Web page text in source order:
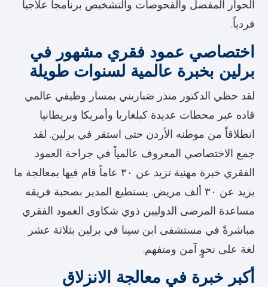
الحوار المفصل والفحوصات والتشخيص برنامجاً علاجياً
فردياً.
اختصاصي عمود فقري مشهور في
برلين بخبرة عالمية لسنوات طويلة
لقد حظي الدكتور منذر صَباريني بمسار وظيفي عالمي
قاده عبر محطات عديدة كبلغاريا وأمريكا وبريطانيا
انطلاقاً من موطنه الأردن حتى استقر في برلين. لقد
جمع الاختصاصي المعروف عالمياً في جراحة العمود
الفقري خبرة مهنية تزيد عن ٣٠ عاماً قام فيها بمعالجة ما
يزيد عن ٣٠ ألف مريض. يستطيع المدير بصحبة فريقه
مساعدة المرضى الدوليين ذوي شكاوى العمود الفقري
مباشرةً في مستشفى ابن سينا في برلين بثلاثة عشر
لغة على نحوٍ آمن ومتفهم.
أكبر خبرة في معالجة الانزلاق